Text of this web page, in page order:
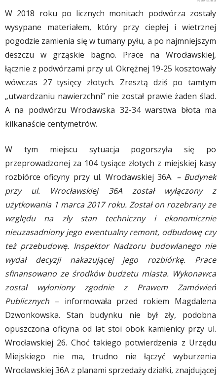
W 2018 roku po licznych monitach podwórza zostały
wysypane materiałem, który przy ciepłej i wietrznej
pogodzie zamienia się w tumany pyłu, a po najmniejszym
deszczu w grząskie bagno. Prace na Wrocławskiej,
łącznie z podwórzami przy ul. Okrężnej 19-25 kosztowały
wówczas 27 tysięcy złotych. Zresztą dziś po tamtym
„utwardzaniu nawierzchni” nie został prawie żaden ślad.
A na podwórzu Wrocławska 32-34 warstwa błota ma
kilkanaście centymetrów.
W tym miejscu sytuacja pogorszyła się po
przeprowadzonej za 104 tysiące złotych z miejskiej kasy
rozbiórce oficyny przy ul. Wrocławskiej 36A. – Budynek
przy ul. Wrocławskiej 36A został wyłączony z
użytkowania 1 marca 2017 roku. Został on rozebrany ze
względu na zły stan techniczny i ekonomicznie
nieuzasadniony jego ewentualny remont, odbudowę czy
też przebudowę. Inspektor Nadzoru budowlanego nie
wydał decyzji nakazującej jego rozbiórkę. Prace
sfinansowano ze środków budżetu miasta. Wykonawca
został wyłoniony zgodnie z Prawem Zamówień
Publicznych – informowała przed rokiem Magdalena
Dzwonkowska. Stan budynku nie był zły, podobna
opuszczona oficyna od lat stoi obok kamienicy przy ul.
Wrocławskiej 26. Choć takiego potwierdzenia z Urzędu
Miejskiego nie ma, trudno nie łączyć wyburzenia
Wrocławskiej 36A z planami sprzedaży działki, znajdującej